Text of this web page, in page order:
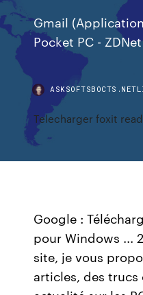
Gmail
Pocket PC - ZDNet
Telecharger foxit
Google :
pour Windows ...
site, je vous
articles, des trucs